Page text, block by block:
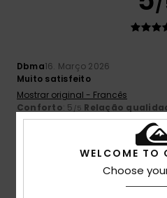
Dbma16. Março 2026
Muito satisfeito
Mostrar original - Francês
Conforto: 5 /5 Relação
Tamanho perfeitoMaterial: 5/5
Eu recomendo este produto
5/
WELCOME TO
Choose